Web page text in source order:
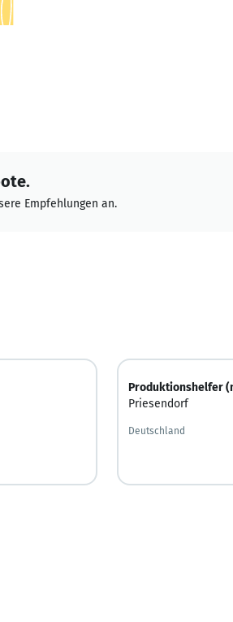
Empfehlungen an.
Produktionshelfer
Priesendorf
Deutschland